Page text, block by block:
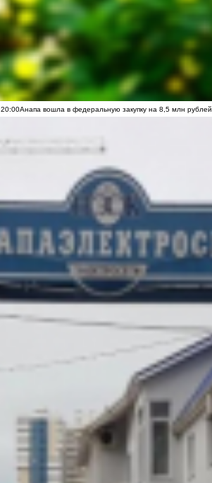
20:00Анапа вошла в федеральную закупку на 8,5 млн рублей